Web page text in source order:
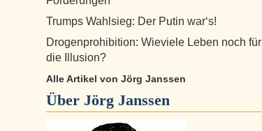
Trumps Wahlsieg: Der Putin war‘s!
Drogenprohibition: Wieviele Leben noch für
die Illusion?
Alle Artikel von Jörg Janssen
Über Jörg Janssen